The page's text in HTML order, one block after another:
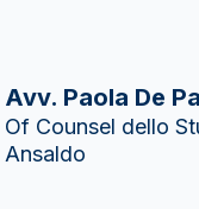
Avv. Paola De
Of Counsel dello
Ansaldo